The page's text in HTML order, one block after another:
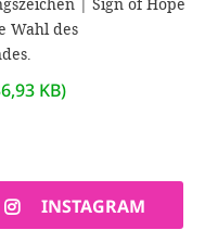
Wahl des
KB)
INSTAGRAM